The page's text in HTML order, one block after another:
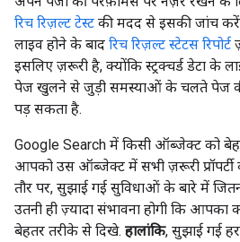
रिच रिज़ल्ट टेस्ट की मदद से इसकी जांच
लाइव होने के बाद रिच रिज़ल्ट स्टेटस रिपोर्ट
इसलिए ज़रूरी है, क्योंकि स्ट्रक्चर्ड डेटा के
पेज खुलने से जुड़ी समस्याओं के चलते पेज की
पड़ सकता है.
Google Search में किसी ऑब्जेक्ट को
आपको उस ऑब्जेक्ट में सभी ज़रूरी प्रॉपर्टी
तौर पर, सुझाई गई सुविधाओं के बारे में
उतनी ही ज़्यादा संभावना होगी कि आपका
बेहतर तरीके से दिखे. हालांकि, सुझाई गई हर